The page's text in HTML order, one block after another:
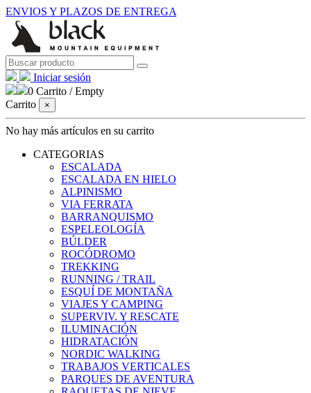
ENVIOS Y PLAZOS DE ENTREGA
Iniciar sesión
0 Carrito /Empty
Carrito
×
No hay más artículos en su carrito
CATEGORIAS
ESCALADA
ESCALADA EN HIELO
ALPINISMO
VIA FERRATA
BARRANQUISMO
ESPELEOLOGÍA
BÚLDER
ROCÓDROMO
TREKKING
RUNNING / TRAIL
ESQUÍ DE MONTAÑA
VIAJES Y CAMPING
SUPERVIV. Y RESCATE
ILUMINACIÓN
HIDRATACIÓN
NORDIC WALKING
TRABAJOS VERTICALES
PARQUES DE AVENTURA